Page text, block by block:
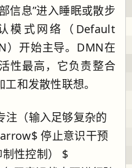
信息”进入睡眠或散步
模式网络（Default
开始主导。DMN在
性最高，它负责整合
和发散性联想。
注（输入足够复杂的
停止意识干预
制性控制） $